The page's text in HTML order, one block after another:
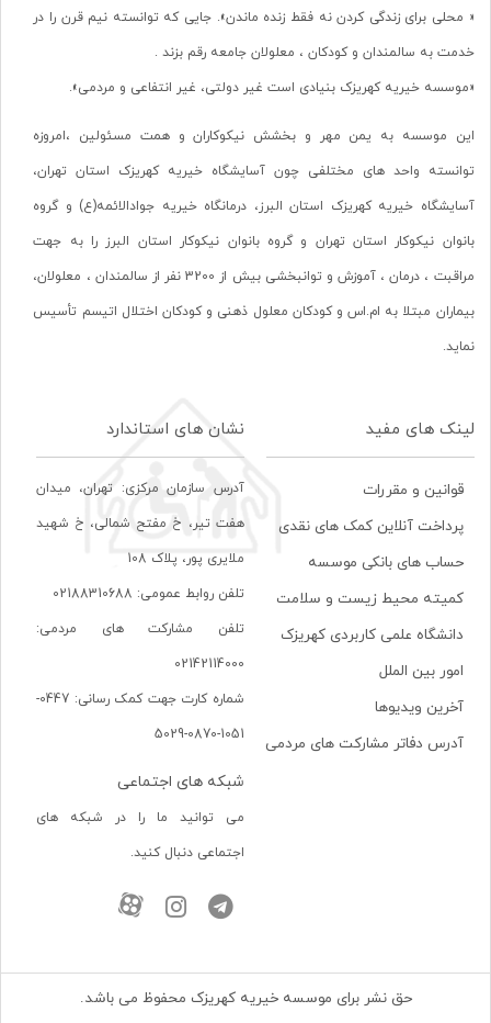
« محلی برای زندگی کردن نه فقط زنده ماندن». جایی که توانسته نیم قرن را در
خدمت به سالمندان و کودکان ، معلولان جامعه رقم بزند .
«موسسه خیریه کهریزک بنیادی است غیر دولتی، غیر انتفاعی و مردمی».
این موسسه به یمن مهر و بخشش نیکوکاران و همت مسئولین ،امروزه
توانسته واحد های مختلفی چون آسایشگاه خیریه کهریزک استان تهران،
آسایشگاه خیریه کهریزک استان البرز، درمانگاه خیریه جوادالائمه(ع) و گروه
بانوان نیکوکار استان تهران و گروه بانوان نیکوکار استان البرز را به جهت
مراقبت ، درمان ، آموزش و توانبخشی بیش از 3200 نفر از سالمندان ، معلولان،
بیماران مبتلا به ام.اس و کودکان معلول ذهنی و کودکان اختلال اتیسم تأسیس
نماید.
لینک های مفید
قوانین و مقررات
پرداخت آنلاین کمک های نقدی
حساب های بانکی موسسه
کمیته محیط زیست و سلامت
دانشگاه علمی کاربردی کهریزک
امور بین الملل
آخرین ویدیوها
آدرس دفاتر مشارکت های مردمی
نشان های استاندارد
آدرس سازمان مرکزی: تهران، ميدان
هفت تير، خ مفتح شمالی، خ شهيد
ملايری پور، پلاک 108
تلفن روابط عمومی: 02188310688
تلفن مشارکت های مردمی:
02142114000
شماره کارت جهت کمک رسانی: 0447-
1051-0870-5029
شبکه های اجتماعی
می توانید ما را در شبکه های
اجتماعی دنبال کنید.
حق نشر برای موسسه خیریه کهریزک محفوظ می باشد.